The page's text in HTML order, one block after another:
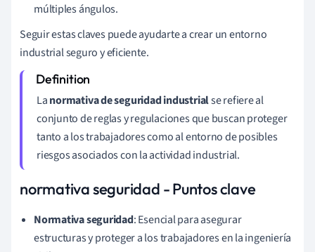
múltiples ángulos.
Seguir estas claves puede ayudarte a crear un entorno
industrial seguro y eficiente.
Lanormativa de seguridad industrialse refiere al
conjunto de reglas y regulaciones que buscan proteger
tanto a los trabajadores como al entorno de posibles
riesgos asociados con la actividad industrial.
normativa seguridad - Puntos clave
Normativa seguridad: Esencial para asegurar
estructuras y proteger a los trabajadores en la ingeniería